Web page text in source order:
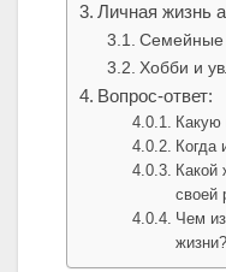
Личная жизнь
Семейные
Хобби и
Вопрос-ответ:
Какую
Когда
Какой
своей
Чем
жизни?